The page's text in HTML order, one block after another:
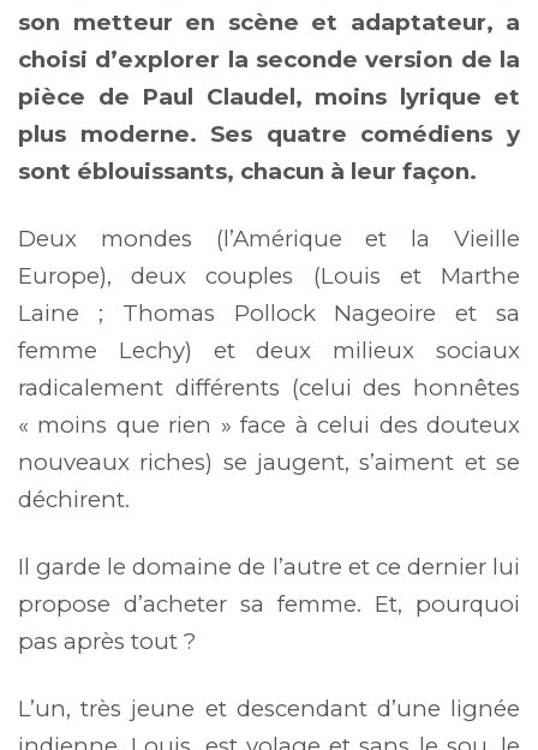
son metteur en scène et adaptateur, a
choisi d’explorer la seconde version de la
pièce de Paul Claudel, moins lyrique et
plus moderne. Ses quatre comédiens y
sont éblouissants, chacun à leur façon.
Deux mondes (l’Amérique et la Vieille
Europe), deux couples (Louis et Marthe
Laine ; Thomas Pollock Nageoire et sa
femme Lechy) et deux milieux sociaux
radicalement différents (celui des honnêtes
« moins que rien » face à celui des douteux
nouveaux riches) se jaugent, s’aiment et se
déchirent.
Il garde le domaine de l’autre et ce dernier lui
propose d’acheter sa femme. Et, pourquoi
pas après tout ?
L’un, très jeune et descendant d’une lignée